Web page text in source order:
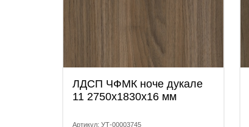
ЛДСП ЧФМК ноче дукале
11 2750x1830x16 мм
Артикул: УТ-00003745